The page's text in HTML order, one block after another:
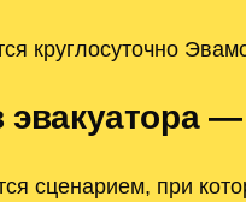
круглосуточно
сценарием, при